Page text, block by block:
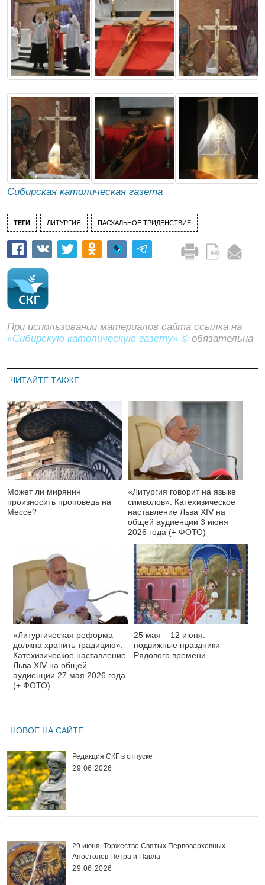
Сибирская католическая газета
ТЕГИ ЛИТУРГИЯ ПАСХАЛЬНОЕ ТРИДЕНСТВИЕ
При использовании материалов сайта ссылка на
«Сибирскую католическую газету» © обязательна
ЧИТАЙТЕ ТАКЖЕ
Может ли мирянин
произносить проповедь на
Мессе?
«Литургия говорит на языке
символов». Катехизическое
наставление Льва XIV на
общей аудиенции 3 июня
2026 года (+ ФОТО)
«Литургическая реформа
должна хранить традицию».
Катехизическое наставление
Льва XIV на общей
аудиенции 27 мая 2026 года
(+ ФОТО)
25 мая – 12 июня:
подвижные праздники
Рядового времени
НОВОЕ НА САЙТЕ
Редакция СКГ в отпуске
29.06.2026
29 июня. Торжество Святых Первоверховных
Апостолов Петра и Павла
29.06.2026